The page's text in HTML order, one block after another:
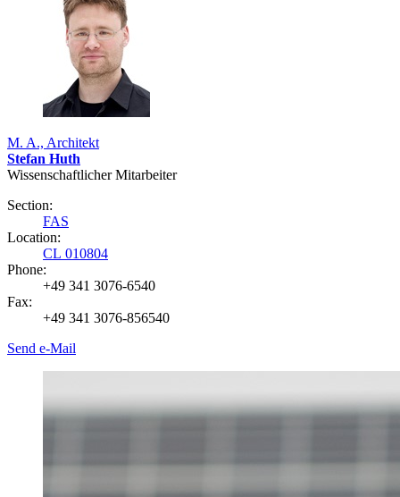
M. A., Architekt
Stefan Huth
Wissenschaftlicher Mitarbeiter
Section:
FAS
Location:
CL 010804
Phone:
+49 341 3076-6540
Fax:
+49 341 3076-856540
Send e-Mail